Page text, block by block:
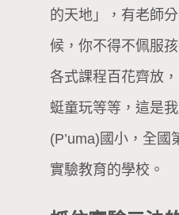
的天地」，有老師
候，你不得不佩服
各式課程百花齊放
蜓童玩等等，這是
(P’uma)國小，全國
實驗教育的學校。